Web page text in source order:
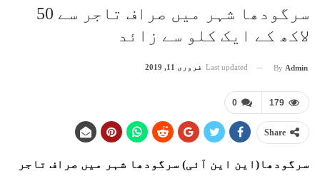
سرگودھا شہر میں صراف تاجر سے 50
لاکھ کے ایک کلو سے زائد
By Admin
Last updated فروری 11, 2019
0 179
Share
سرگودھا(این این آئی) سرگودھا شہر میں صراف تاجر